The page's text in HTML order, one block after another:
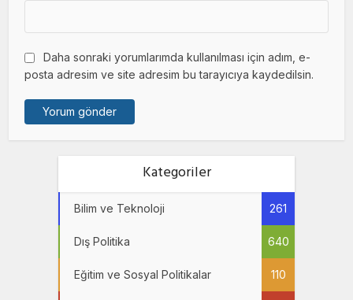
Daha sonraki yorumlarımda kullanılması için adım, e-
posta adresim ve site adresim bu tarayıcıya kaydedilsin.
Kategoriler
Bilim ve Teknoloji 261
Dış Politika 640
Eğitim ve Sosyal Politikalar 110